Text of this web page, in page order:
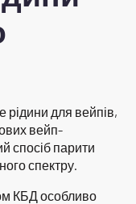
рідини для вейпів,
вейп-
спосіб парити
спектру.
КБД особливо